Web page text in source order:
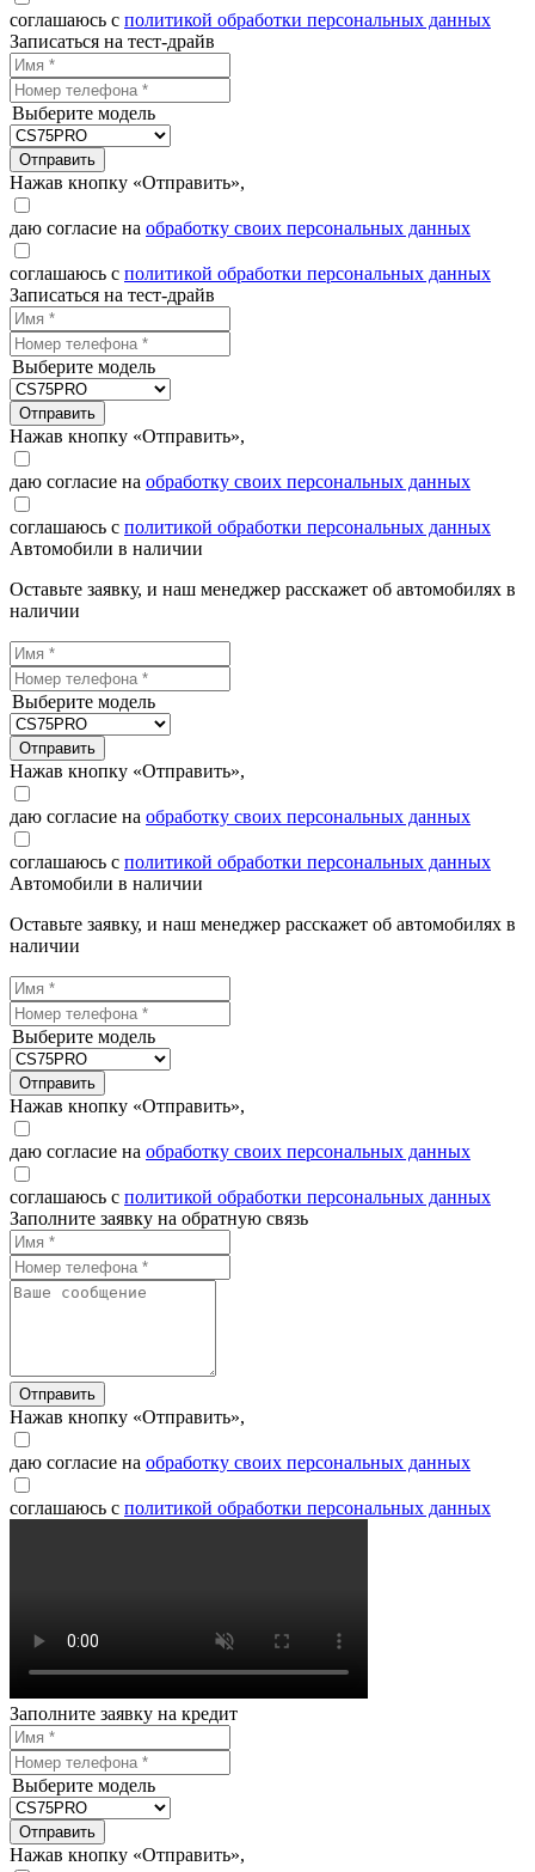
соглашаюсь с политикой обработки персональных данных
Записаться на тест-драйв
Выберите модель
Отправить
Нажав кнопку «Отправить»,
даю согласие на обработку своих персональных данных
соглашаюсь с политикой обработки персональных данных
Записаться на тест-драйв
Выберите модель
Отправить
Нажав кнопку «Отправить»,
даю согласие на обработку своих персональных данных
соглашаюсь с политикой обработки персональных данных
Автомобили в наличии
Оставьте заявку, и наш менеджер расскажет об автомобилях в
наличии
Выберите модель
Отправить
Нажав кнопку «Отправить»,
даю согласие на обработку своих персональных данных
соглашаюсь с политикой обработки персональных данных
Автомобили в наличии
Оставьте заявку, и наш менеджер расскажет об автомобилях в
наличии
Выберите модель
Отправить
Нажав кнопку «Отправить»,
даю согласие на обработку своих персональных данных
соглашаюсь с политикой обработки персональных данных
Заполните заявку на обратную связь
Отправить
Нажав кнопку «Отправить»,
даю согласие на обработку своих персональных данных
соглашаюсь с политикой обработки персональных данных
Заполните заявку на кредит
Выберите модель
Отправить
Нажав кнопку «Отправить»,